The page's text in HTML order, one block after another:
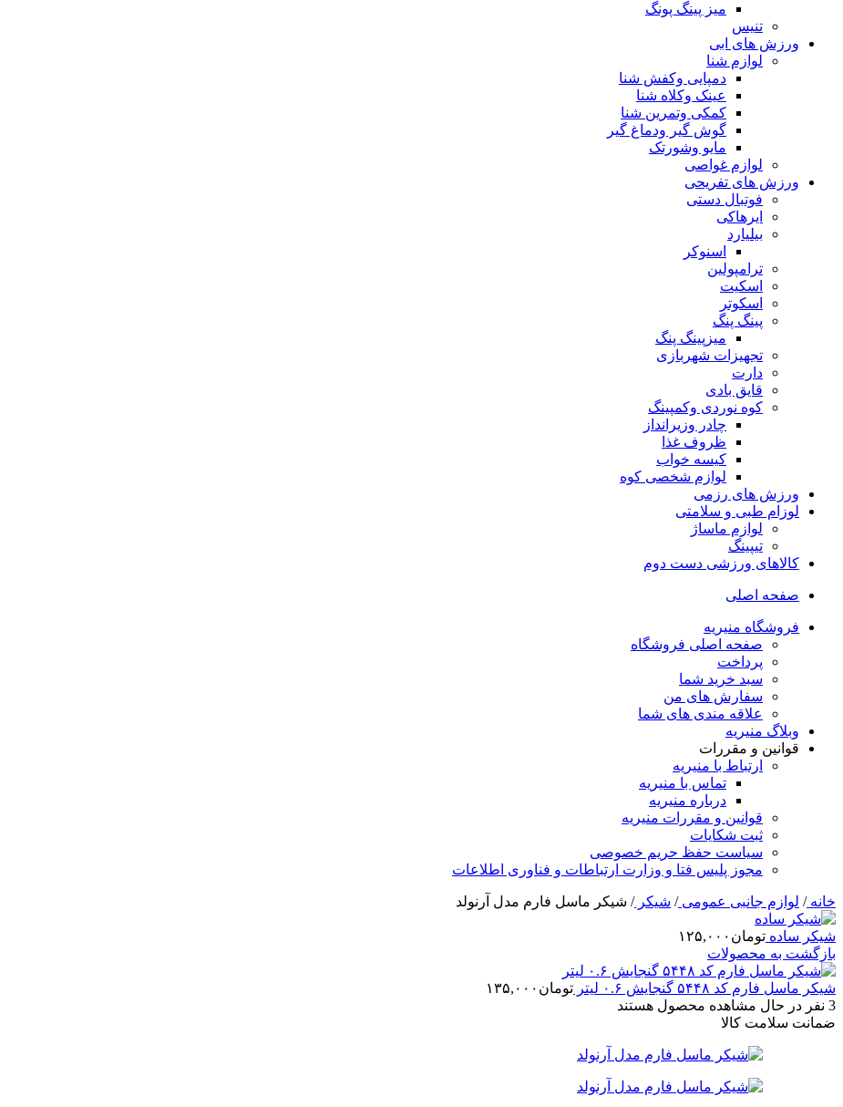
میز پینگ پونگ
تنیس
ورزش های ابی
لوازم شنا
دمپایی وکفش شنا
عینک وکلاه شنا
کمکی وتمرین شنا
گوش گیر ودماغ گیر
مایو وشورتک
لوازم غواصی
ورزش های تفریحی
فوتبال دستی
ایرهاکی
بیلیارد
اسنوکر
ترامپولین
اسکیت
اسکوتر
پینگ پنگ
میزپینگ پنگ
تجهیزات شهربازی
دارت
قایق بادی
کوه نوردی وکمپینگ
چادر وزیرانداز
ظروف غذا
کیسه خواب
لوازم شخصی کوه
ورزش های رزمی
لوزام طبی و سلامتی
لوازم ماساژ
تیپینگ
کالاهای ورزشی دست دوم
صفحه اصلی
فروشگاه منیریه
صفحه اصلی فروشگاه
پرداخت
سبد خرید شما
سفارش های من
علاقه مندی های شما
وبلاگ منیریه
قوانین و مقررات
ارتباط با منیریه
تماس با منیریه
درباره منیریه
قوانین و مقررات منیریه
ثبت شکایات
سیاست حفظ حریم خصوصی
مجوز پلیس فتا و وزارت ارتباطات و فناوری اطلاعات
خانه/ لوازم جانبی عمومی/ شیکر/ شیکر ماسل فارم مدل آرنولد
شیکر ساده تومان ۱۲۵,۰۰۰
بازگشت به محصولات
شیکر ماسل فارم کد ۵۴۴۸ گنجایش ۰.۶ لیتر تومان ۱۳۵,۰۰۰
3 نفر در حال مشاهده محصول هستند
ضمانت سلامت کالا